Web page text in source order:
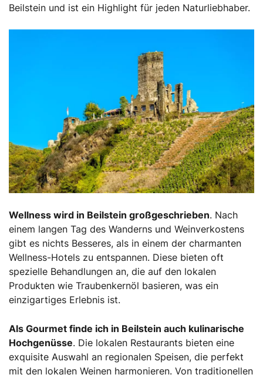
Beilstein und ist ein Highlight für jeden Naturliebhaber.
Wellness wird in Beilstein großgeschrieben. Nach
einem langen Tag des Wanderns und Weinverkostens
gibt es nichts Besseres, als in einem der charmanten
Wellness-Hotels zu entspannen. Diese bieten oft
spezielle Behandlungen an, die auf den lokalen
Produkten wie Traubenkernöl basieren, was ein
einzigartiges Erlebnis ist.
Als Gourmet finde ich in Beilstein auch kulinarische
Hochgenüsse. Die lokalen Restaurants bieten eine
exquisite Auswahl an regionalen Speisen, die perfekt
mit den lokalen Weinen harmonieren. Von traditionellen